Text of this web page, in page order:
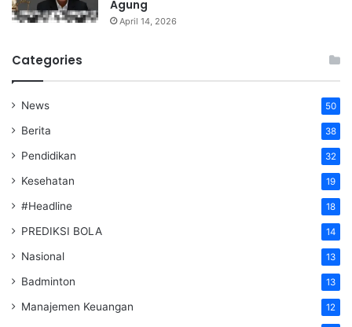
Agung
April 14, 2026
Categories
News 50
Berita 38
Pendidikan 32
Kesehatan 19
#Headline 18
PREDIKSI BOLA 14
Nasional 13
Badminton 13
Manajemen Keuangan 12